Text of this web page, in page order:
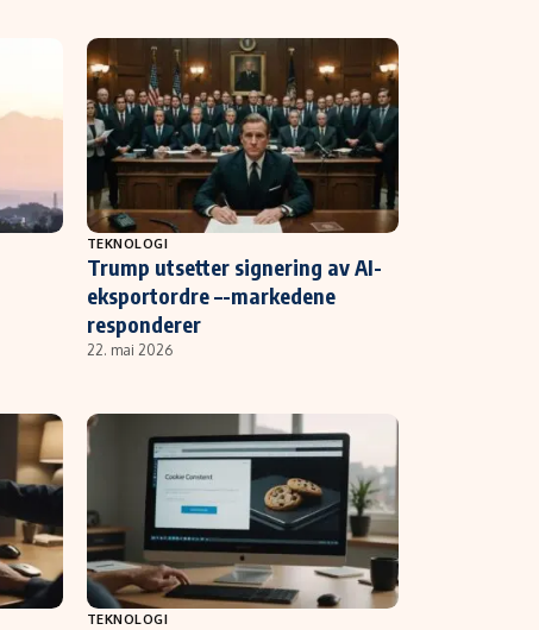
TEKNOLOGI
Trump utsetter signering av AI-
eksportordre –-markedene
responderer
22. mai 2026
TEKNOLOGI